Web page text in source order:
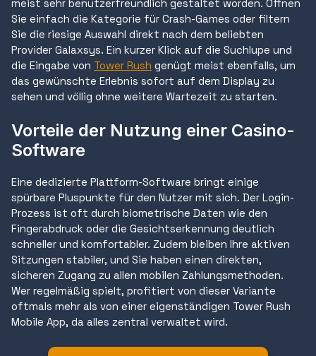
meist sehr benutzerfreundlich gestaltet worden. Öffnen
Sie einfach die Kategorie für Crash-Games oder filtern
Sie die riesige Auswahl direkt nach dem beliebten
Provider Galaxsys. Ein kurzer Klick auf die Suchlupe und
die Eingabe von Tower Rush genügt meist ebenfalls, um
das gewünschte Erlebnis sofort auf dem Display zu
sehen und völlig ohne weitere Wartezeit zu starten.
Vorteile der Nutzung einer Casino-
Software
Eine dedizierte Plattform-Software bringt einige
spürbare Pluspunkte für den Nutzer mit sich. Der Login-
Prozess ist oft durch biometrische Daten wie den
Fingerabdruck oder die Gesichtserkennung deutlich
schneller und komfortabler. Zudem bleiben Ihre aktiven
Sitzungen stabiler, und Sie haben einen direkten,
sicheren Zugang zu allen mobilen Zahlungsmethoden.
Wer regelmäßig spielt, profitiert von dieser Variante
oftmals mehr als von einer eigenständigen Tower Rush
Mobile App, da alles zentral verwaltet wird.